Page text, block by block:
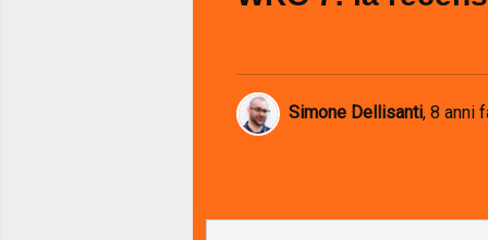
Simone Dellisanti, 8 anni